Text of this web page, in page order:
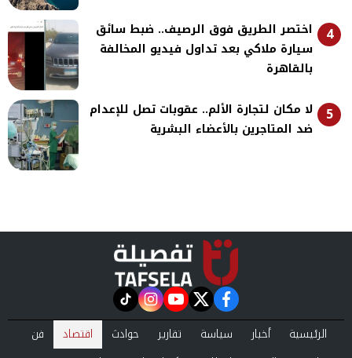
4
اختصر الطريق فوق الرصيف.. ضبط سائق
سيارة ملاكي بعد تداول فيديو المخالفة
بالقاهرة
5
لا مكان لتجارة الألم.. عقوبات تصل للإعدام
ضد المتاجرين بالأعضاء البشرية
facebook
twitter
youtube
instagram
tiktok
الرئيسية أخبار سياسة تقارير حوادث اقتصاد
فن